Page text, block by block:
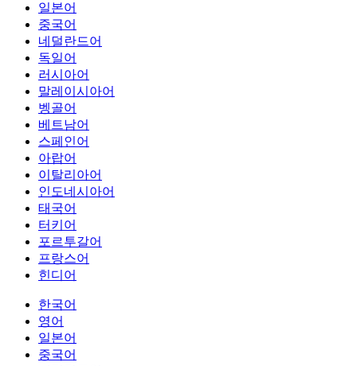
일본어
중국어
네덜란드어
독일어
러시아어
말레이시아어
벵골어
베트남어
스페인어
아랍어
이탈리아어
인도네시아어
태국어
터키어
포르투갈어
프랑스어
힌디어
한국어
영어
일본어
중국어